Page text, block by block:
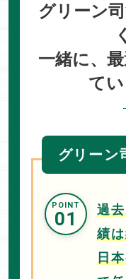
グリーン
一緒に、
てい
グリーン
01
過
績
日